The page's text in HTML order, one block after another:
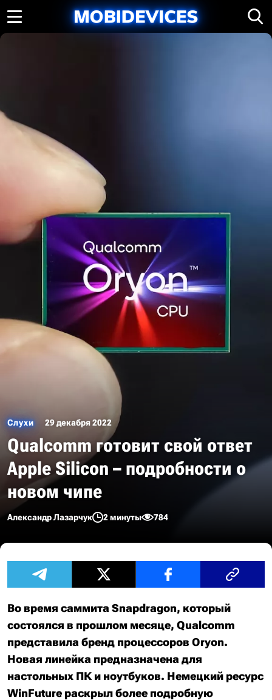
Слухи 29 декабря 2022
Qualcomm готовит свой ответ
Apple Silicon – подробности о
новом чипе
Александр Лазарчук 2 минуты 784
Во время саммита Snapdragon, который
состоялся в прошлом месяце, Qualcomm
представила бренд процессоров Oryon.
Новая линейка предназначена для
настольных ПК и ноутбуков. Немецкий ресурс
WinFuture раскрыл более подробную